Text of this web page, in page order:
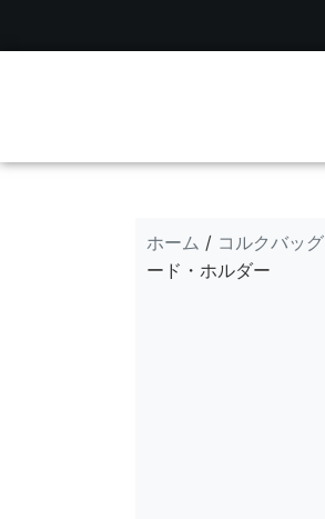
ホーム / コルクバッグ
ード・ホルダー